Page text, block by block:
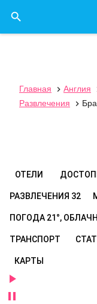

Главная  Англия
Развлечения

ОТЕЛИ
РАЗВЛЕЧЕНИЯ 32
ПОГОДА 21°,
ТРАНСПОРТ
КАРТЫ

